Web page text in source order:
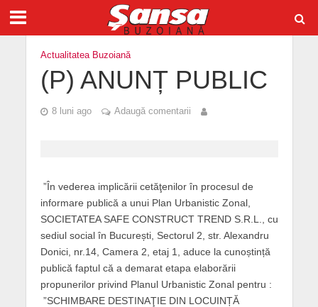
Actualitatea Buzoiană
(P) ANUNȚ PUBLIC
8 luni ago Adaugă comentarii
”În vederea implicării cetăţenilor în procesul de
informare publică a unui Plan Urbanistic Zonal,
SOCIETATEA SAFE CONSTRUCT TREND S.R.L., cu
sediul social în București, Sectorul 2, str. Alexandru
Donici, nr.14, Camera 2, etaj 1, aduce la cunoștință
publică faptul că a demarat etapa elaborării
propunerilor privind Planul Urbanistic Zonal pentru :
”SCHIMBARE DESTINAŢIE DIN LOCUINȚĂ